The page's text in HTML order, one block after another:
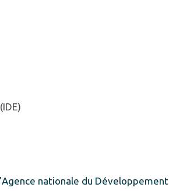
nationale du Développement